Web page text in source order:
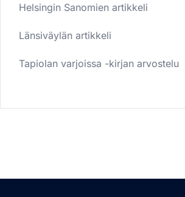
Helsingin Sanomien artikkeli
Länsiväylän artikkeli
Tapiolan varjoissa -kirjan arvostelu